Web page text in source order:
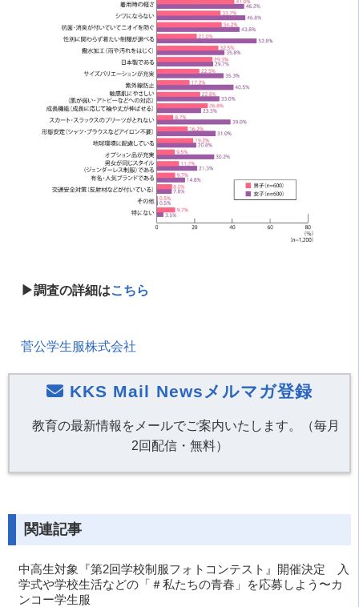
▶︎調査の詳細はこちら
菅公学生服株式会社
KKS Mail Newsメルマガ登録
教育の最新情報をメールでご案内いたします。（毎月
2回配信・無料）
関連記事
中高生対象『第2回学校制服フォトコンテスト』開催決定 入
学式や学校生活などの「＃私たちの青春」を応募しよう〜カ
ンコー学生服